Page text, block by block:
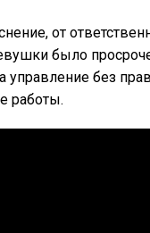
от
было
без
работы.